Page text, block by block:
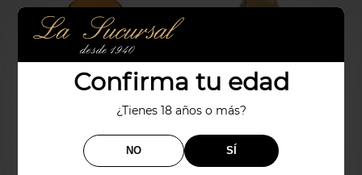
Confirma tu edad
¿Tienes 18 años o más?
NO SÍ
LICOR DE MIEL PAZO
DE RUBIANES
LICOR DE MIRABEIS